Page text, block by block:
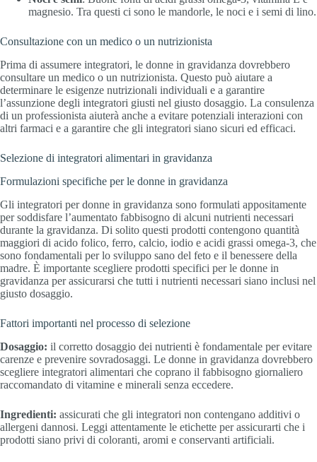
magnesio. Tra questi ci sono le mandorle, le noci e i semi di lino.
Consultazione con un medico o un nutrizionista
Prima di assumere integratori, le donne in gravidanza dovrebbero
consultare un medico o un nutrizionista. Questo può aiutare a
determinare le esigenze nutrizionali individuali e a garantire
l’assunzione degli integratori giusti nel giusto dosaggio. La consulenza
di un professionista aiuterà anche a evitare potenziali interazioni con
altri farmaci e a garantire che gli integratori siano sicuri ed efficaci.
Selezione di integratori alimentari in gravidanza
Formulazioni specifiche per le donne in gravidanza
Gli integratori per donne in gravidanza sono formulati appositamente
per soddisfare l’aumentato fabbisogno di alcuni nutrienti necessari
durante la gravidanza. Di solito questi prodotti contengono quantità
maggiori di acido folico, ferro, calcio, iodio e acidi grassi omega-3, che
sono fondamentali per lo sviluppo sano del feto e il benessere della
madre. È importante scegliere prodotti specifici per le donne in
gravidanza per assicurarsi che tutti i nutrienti necessari siano inclusi nel
giusto dosaggio.
Fattori importanti nel processo di selezione
Dosaggio: il corretto dosaggio dei nutrienti è fondamentale per evitare
carenze e prevenire sovradosaggi. Le donne in gravidanza dovrebbero
scegliere integratori alimentari che coprano il fabbisogno giornaliero
raccomandato di vitamine e minerali senza eccedere.
Ingredienti: assicurati che gli integratori non contengano additivi o
allergeni dannosi. Leggi attentamente le etichette per assicurarti che i
prodotti siano privi di coloranti, aromi e conservanti artificiali.